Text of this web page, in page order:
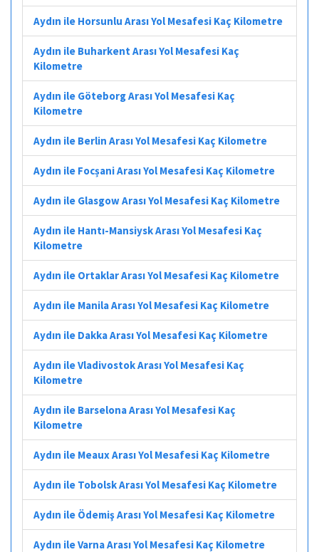
Aydın ile Horsunlu Arası Yol Mesafesi Kaç Kilometre
Aydın ile Buharkent Arası Yol Mesafesi Kaç
Kilometre
Aydın ile Göteborg Arası Yol Mesafesi Kaç
Kilometre
Aydın ile Berlin Arası Yol Mesafesi Kaç Kilometre
Aydın ile Focșani Arası Yol Mesafesi Kaç Kilometre
Aydın ile Glasgow Arası Yol Mesafesi Kaç Kilometre
Aydın ile Hantı-Mansiysk Arası Yol Mesafesi Kaç
Kilometre
Aydın ile Ortaklar Arası Yol Mesafesi Kaç Kilometre
Aydın ile Manila Arası Yol Mesafesi Kaç Kilometre
Aydın ile Dakka Arası Yol Mesafesi Kaç Kilometre
Aydın ile Vladivostok Arası Yol Mesafesi Kaç
Kilometre
Aydın ile Barselona Arası Yol Mesafesi Kaç
Kilometre
Aydın ile Meaux Arası Yol Mesafesi Kaç Kilometre
Aydın ile Tobolsk Arası Yol Mesafesi Kaç Kilometre
Aydın ile Ödemiş Arası Yol Mesafesi Kaç Kilometre
Aydın ile Varna Arası Yol Mesafesi Kaç Kilometre